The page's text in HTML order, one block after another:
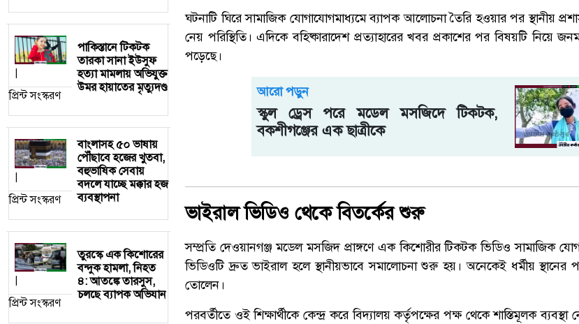
|
প্রিন্ট সংস্করণ
পাকিস্তানে টিকটক
তারকা সানা ইউসুফ
হত্যা মামলায় অভিযুক্ত
উমর হায়াতের মৃত্যুদণ্ড
|
প্রিন্ট সংস্করণ
বাংলাসহ ৫০ ভাষায়
পৌঁছাবে হজের খুতবা,
বহুভাষিক সেবায়
বদলে যাচ্ছে মক্কার হজ
ব্যবস্থাপনা
|
প্রিন্ট সংস্করণ
তুরস্কে এক কিশোরের
বন্দুক হামলা, নিহত
৪: আতঙ্কে তারসুস,
চলছে ব্যাপক অভিযান
ঘটনাটি ঘিরে সামাজিক যোগাযোগমাধ্যমে ব্যাপক আলোচনা তৈরি হওয়ার পর স্থানীয়
নেয় পরিস্থিতি। এদিকে বহিষ্কারাদেশ প্রত্যাহারের খবর প্রকাশের পর বিষয়টি নিয়ে
পড়েছে।
আরো পড়ুন
স্কুল ড্রেস পরে মডেল মসজিদে টিকটক,
বকশীগঞ্জের এক ছাত্রীকে
ভাইরাল ভিডিও থেকে বিতর্কের শুরু
সম্প্রতি দেওয়ানগঞ্জ মডেল মসজিদ প্রাঙ্গণে এক কিশোরীর টিকটক ভিডিও সামাজিক
ভিডিওটি দ্রুত ভাইরাল হলে স্থানীয়ভাবে সমালোচনা শুরু হয়। অনেকেই ধর্মীয় স্থানের
তোলেন।
পরবর্তীতে ওই শিক্ষার্থীকে কেন্দ্র করে বিদ্যালয় কর্তৃপক্ষের পক্ষ থেকে শাস্তিমূলক